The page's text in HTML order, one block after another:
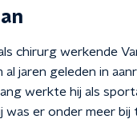
chirurg werkende
al jaren geleden in
werkte hij als
was er onder meer bij